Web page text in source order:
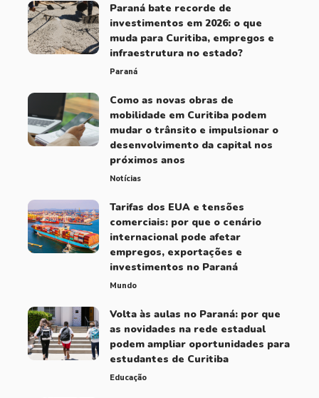
Paraná bate recorde de
investimentos em 2026: o que
muda para Curitiba, empregos e
infraestrutura no estado?
Paraná
Como as novas obras de
mobilidade em Curitiba podem
mudar o trânsito e impulsionar o
desenvolvimento da capital nos
próximos anos
Notícias
Tarifas dos EUA e tensões
comerciais: por que o cenário
internacional pode afetar
empregos, exportações e
investimentos no Paraná
Mundo
Volta às aulas no Paraná: por que
as novidades na rede estadual
podem ampliar oportunidades para
estudantes de Curitiba
Educação